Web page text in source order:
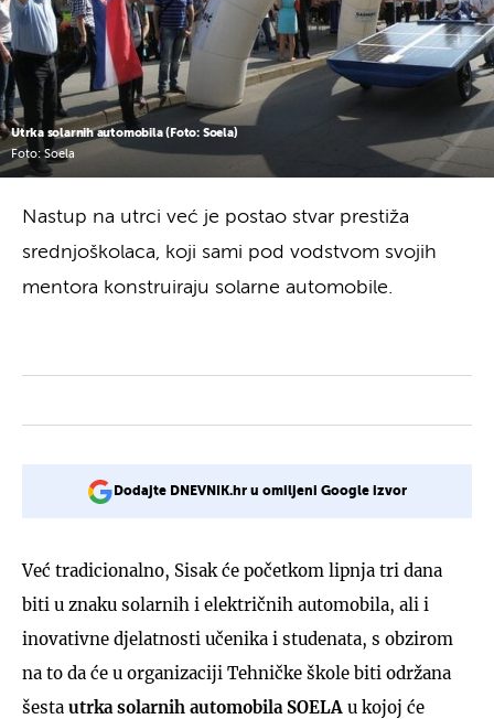
Utrka solarnih automobila (Foto: Soela)
Foto: Soela
Nastup na utrci već je postao stvar prestiža
srednjoškolaca, koji sami pod vodstvom svojih
mentora konstruiraju solarne automobile.
Dodajte DNEVNIK.hr u omiljeni Google izvor
Već tradicionalno, Sisak će početkom lipnja tri dana
biti u znaku solarnih i električnih automobila, ali i
inovativne djelatnosti učenika i studenata, s obzirom
na to da će u organizaciji Tehničke škole biti održana
šesta utrka solarnih automobila SOELA u kojoj će